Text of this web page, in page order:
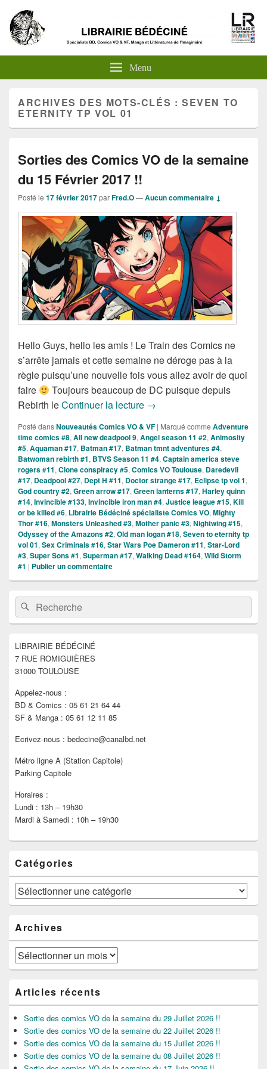
Menu
ARCHIVES DES MOTS-CLÉS :SEVEN TO
ETERNITY TP VOL 01
Sorties des Comics VO de la semaine
du 15 Février 2017 !!
Posté le 17 février 2017parFred.O—Aucun commentaire ↓
Hello Guys, hello les amis ! Le Train des Comics ne
s’arrête jamais et cette semaine ne déroge pas à la
règle puisqu’une nouvelle fois vous allez avoir de quoi
faire
Toujours beaucoup de DC puisque depuis
Rebirth leContinuer la lecture Sorties des Comics VO de
→
Posté dansNouveautés Comics VO & VF | Marqué comme Adventure
time comics #8, All new deadpool 9, Angel season 11 #2, Animosity
#5, Aquaman #17, Batman #17, Batman tmnt adventures #4,
Batwoman rebirth #1, BTVS Season 11 #4, Captain america steve
rogers #11, Clone conspiracy #5, Comics VO Toulouse, Daredevil
#17, Deadpool #27, Dept H #11, Doctor strange #17, Eclipse tp vol 1,
God country #2, Green arrow #17, Green lanterns #17, Harley quinn
#14, Invincible #133, Invincible iron man #4, Justice league #15, Kill
or be killed #6, Librairie Bédéciné spécialiste Comics VO, Mighty
Thor #16, Monsters Unleashed #3, Mother panic #3, Nightwing #15,
Odyssey of the Amazons #2, Old man logan #18, Seven to eternity tp
vol 01, Sex Criminals #16, Star Wars Poe Dameron #11, Star-Lord
#3, Super Sons #1, Superman #17, Walking Dead #164, Wild Storm
#1 | Publier un commentaire
Zone
principale
de
widget
barre
latérale
Recherche :Rechercher
LIBRAIRIE BÉDÉCINÉ
7 RUE ROMIGUIÈRES
31000 TOULOUSE
Appelez-nous :
BD & Comics : 05 61 21 64 44
SF & Manga : 05 61 12 11 85
Ecrivez-nous : bedecine@canalbd.net
Métro ligne A (Station Capitole)
Parking Capitole
Horaires :
Lundi : 13h – 19h30
Mardi à Samedi : 10h – 19h30
Catégories
Catégories
Archives
Archives
Articles récents
Sortie des comics VO de la semaine du 29 Juillet 2026 !!
Sortie des comics VO de la semaine du 22 Juillet 2026 !!
Sortie des comics VO de la semaine du 15 Juillet 2026 !!
Sortie des comics VO de la semaine du 08 Juillet 2026 !!